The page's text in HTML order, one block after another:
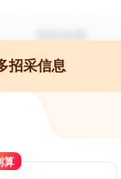
招采信息
算